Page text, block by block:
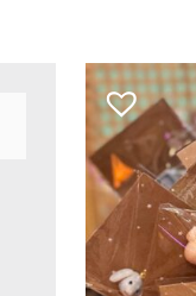
Guirlandes
Luminaires
Déco murales
CHOIX